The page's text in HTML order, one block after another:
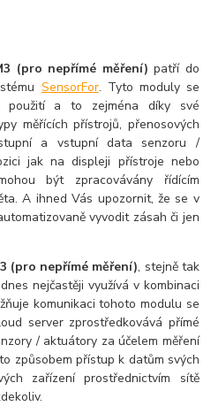
(pro nepřímé měření) patří do
SensorFor. Tyto moduly se
použití a to zejména díky své
měřících přístrojů, přenosových
a vstupní data senzoru /
jak na displeji přístroje nebo
být zpracovávány řídícím
A ihned Vás upozornit, že se v
vyvodit zásah či jen
(pro nepřímé měření), stejně tak
nejčastěji využívá v kombinaci
komunikaci tohoto modulu se
server zprostředkovává přímé
/ aktuátory za účelem měření
způsobem přístup k datům svých
zařízení prostřednictvím sítě